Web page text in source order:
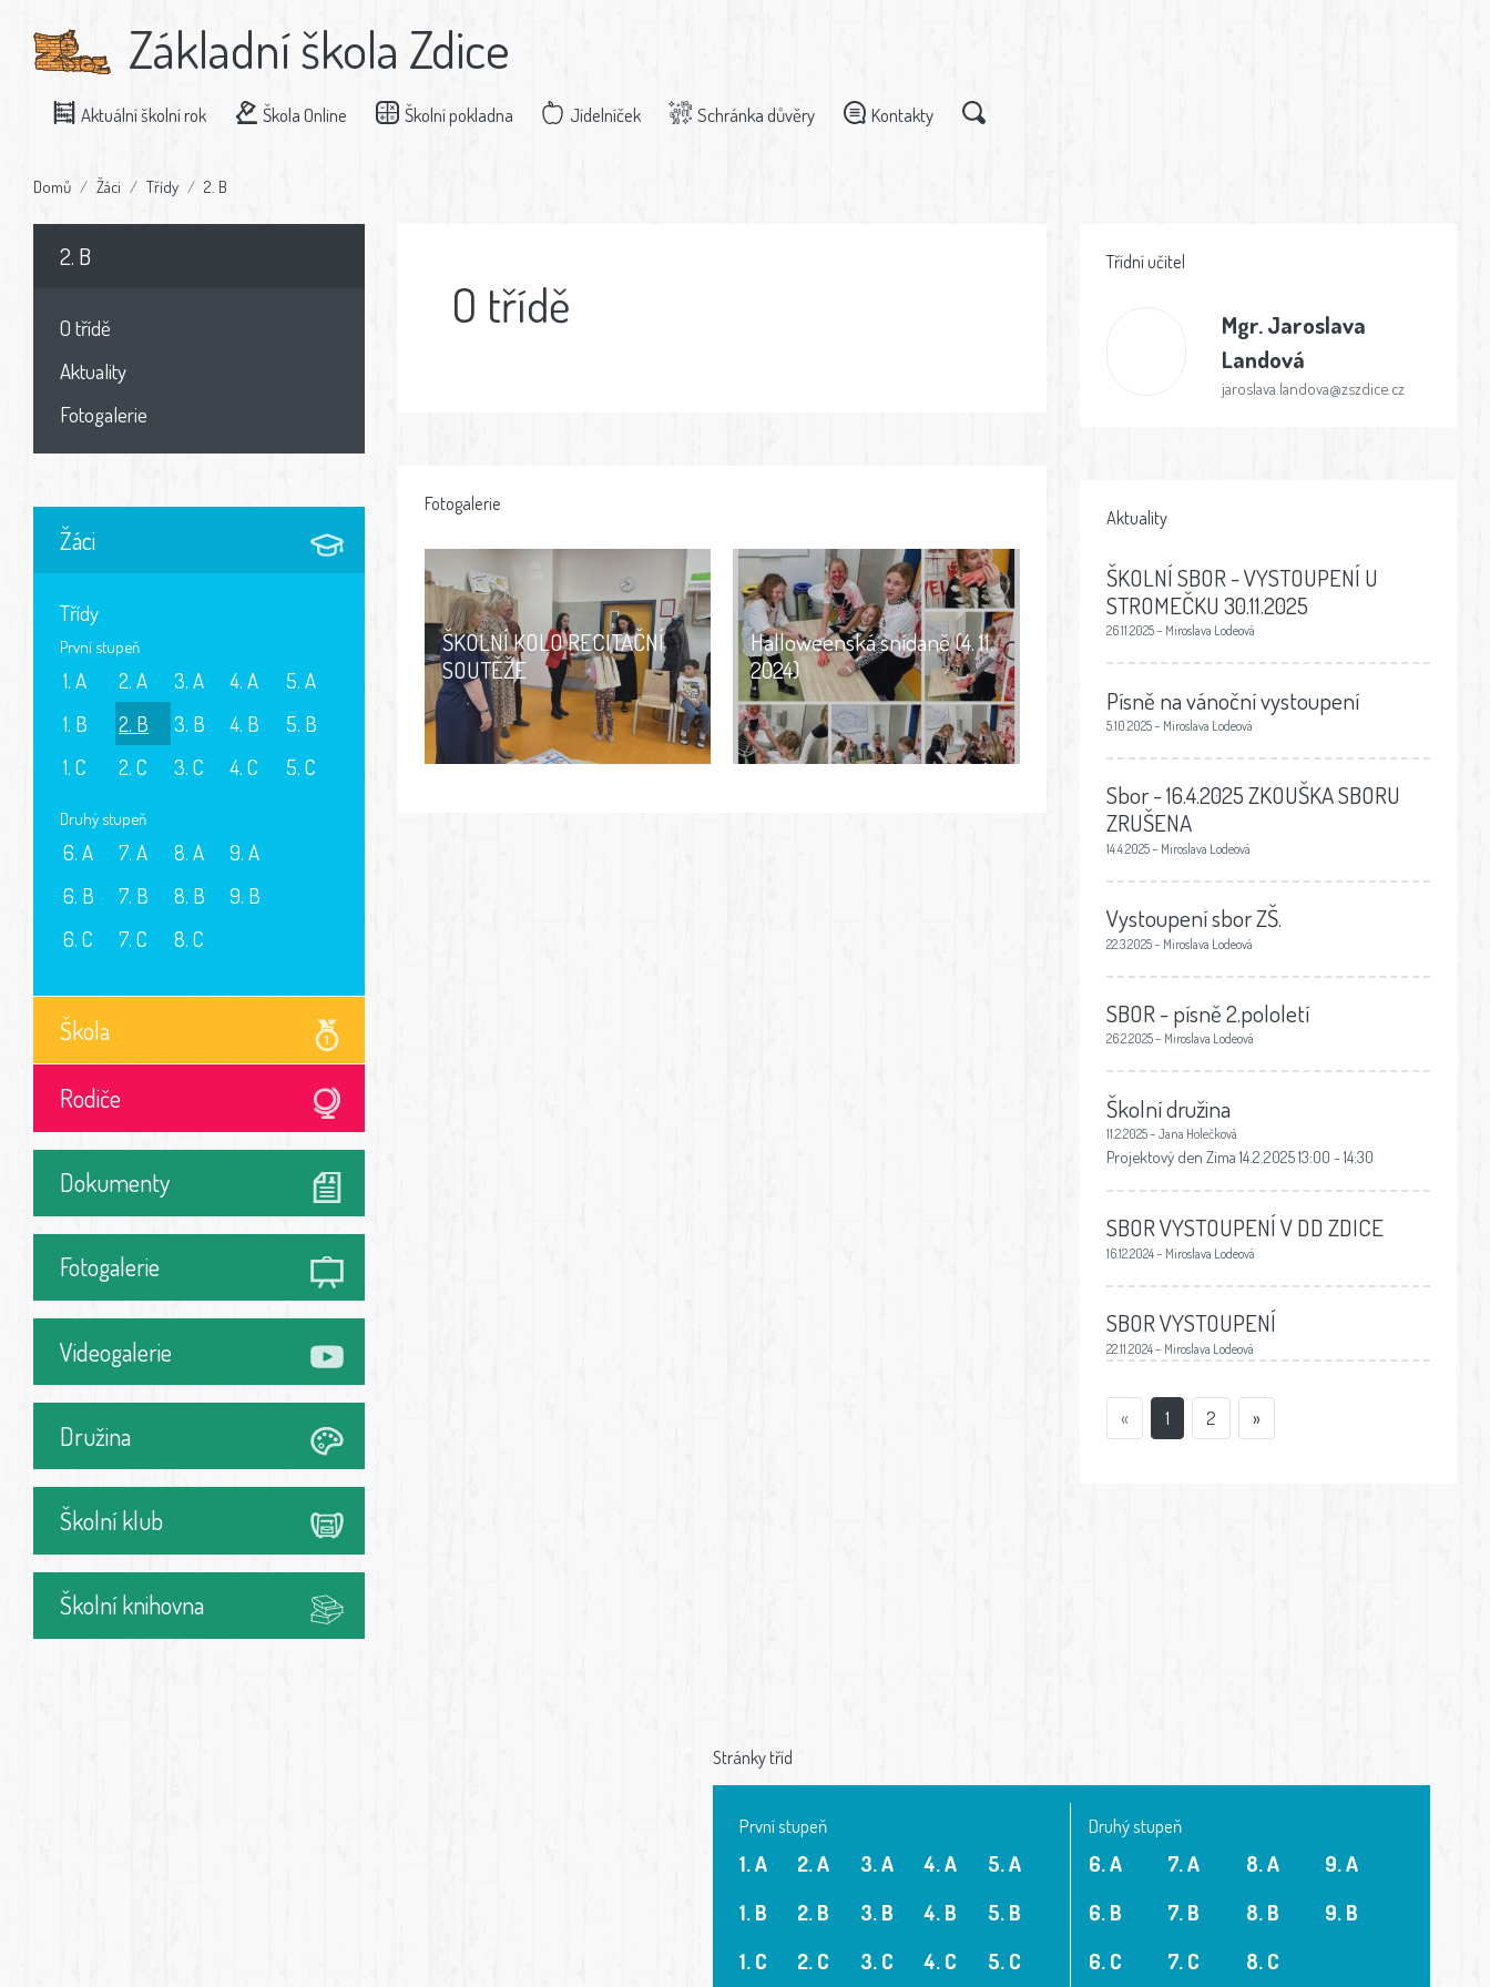
Základní škola Zdice
Aktuální školní rok Škola Online Školní pokladna Jídelníček Schránka důvěry Kontakty
Domů Žáci Třídy 2. B
2. B
O třídě
Aktuality
Fotogalerie
Žáci
Třídy
První stupeň
1. A
1. B
1. C
2. A
2. B
2. C
3. A
3. B
3. C
4. A
4. B
4. C
5. A
5. B
5. C
Druhý stupeň
6. A
6. B
6. C
7. A
7. B
7. C
8. A
8. B
8. C
9. A
9. B
Škola
Rodiče
Dokumenty
Fotogalerie
Videogalerie
Družina
Školní klub
Školní knihovna
O třídě
Fotogalerie
ŠKOLNÍ KOLO RECITAČNÍ
SOUTĚŽE
Halloweenská snídaně (4. 11.
2024)
Třídní učitel
Mgr.Jaroslava
Landová
jaroslava.landova@zszdice.cz
Aktuality
ŠKOLNÍ SBOR - VYSTOUPENÍ U
STROMEČKU 30.11.2025
26.11.2025 – Miroslava Lodeová
Písně na vánoční vystoupení
5.10.2025 – Miroslava Lodeová
Sbor - 16.4.2025 ZKOUŠKA SBORU
ZRUŠENA
14.4.2025 – Miroslava Lodeová
Vystoupení sbor ZŠ.
22.3.2025 – Miroslava Lodeová
SBOR - písně 2.pololetí
26.2.2025 – Miroslava Lodeová
Školní družina
11.2.2025 – Jana Holečková
Projektový den Zima 14.2.2025 13:00 - 14:30
SBOR VYSTOUPENÍ V DD ZDICE
16.12.2024 – Miroslava Lodeová
SBOR VYSTOUPENÍ
22.11.2024 – Miroslava Lodeová
« 1 2 »
Stránky tříd
První stupeň
1. A
1. B
1. C
2. A
2. B
2. C
3. A
3. B
3. C
4. A
4. B
4. C
5. A
5. B
5. C
Druhý stupeň
6. A
6. B
6. C
7. A
7. B
7. C
8. A
8. B
8. C
9. A
9. B